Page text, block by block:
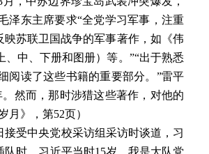
泽东主席要求“全党学习军事，注重
苏联卫国战争的军事著作，如《伟
中、下册和图册）等。”“出于熟悉
阅读了这些书籍的重要部分。”雷平
然而，那时涉猎这些著作，对他的
月》，第52页）
接受中央党校采访组采访时谈道，习
时，习近平当时15岁。我是大队党